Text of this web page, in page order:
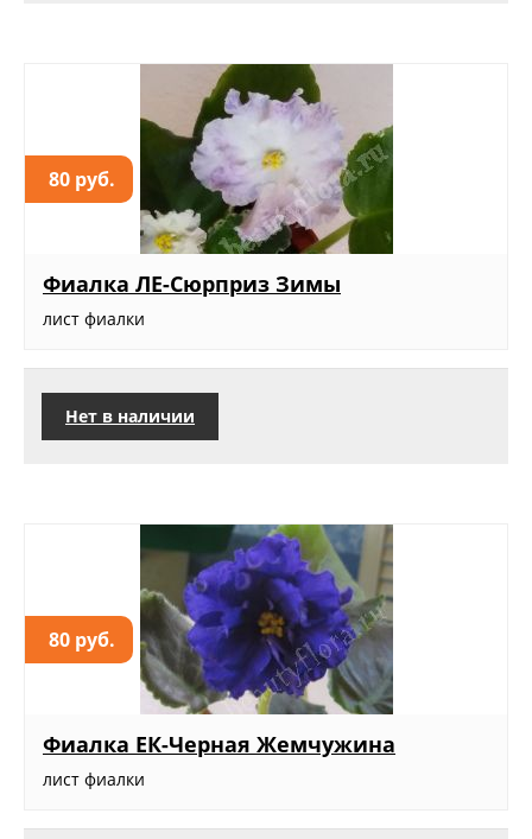
80 руб.
Фиалка ЛЕ-Сюрприз Зимы
лист фиалки
Нет в наличии
80 руб.
Фиалка ЕК-Черная Жемчужина
лист фиалки